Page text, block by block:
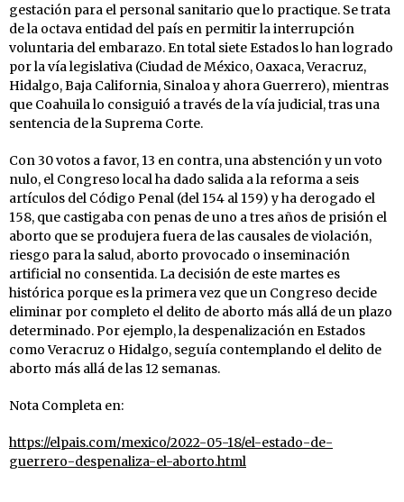
gestación para el personal sanitario que lo practique. Se trata
de la octava entidad del país en permitir la interrupción
voluntaria del embarazo. En total siete Estados lo han logrado
por la vía legislativa (Ciudad de México, Oaxaca, Veracruz,
Hidalgo, Baja California, Sinaloa y ahora Guerrero), mientras
que Coahuila lo consiguió a través de la vía judicial, tras una
sentencia de la Suprema Corte.
Con 30 votos a favor, 13 en contra, una abstención y un voto
nulo, el Congreso local ha dado salida a la reforma a seis
artículos del Código Penal (del 154 al 159) y ha derogado el
158, que castigaba con penas de uno a tres años de prisión el
aborto que se produjera fuera de las causales de violación,
riesgo para la salud, aborto provocado o inseminación
artificial no consentida. La decisión de este martes es
histórica porque es la primera vez que un Congreso decide
eliminar por completo el delito de aborto más allá de un plazo
determinado. Por ejemplo, la despenalización en Estados
como Veracruz o Hidalgo, seguía contemplando el delito de
aborto más allá de las 12 semanas.
Nota Completa en:
https://elpais.com/mexico/2022-05-18/el-estado-de-
guerrero-despenaliza-el-aborto.html